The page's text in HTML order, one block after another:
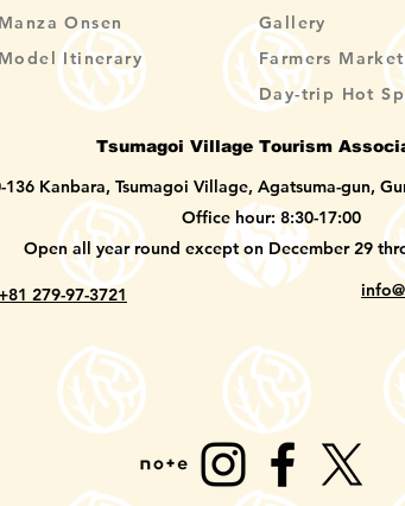
Manza Onsen
Gallery
Model Itinerary
Farmers Market
Day-trip Hot
Tsumagoi Village Tourism
136 Kanbara, Tsumagoi Village, Agatsuma-gun,
Office hour: 8:30-17:00
Open all year round except on December 29
279-97-3721